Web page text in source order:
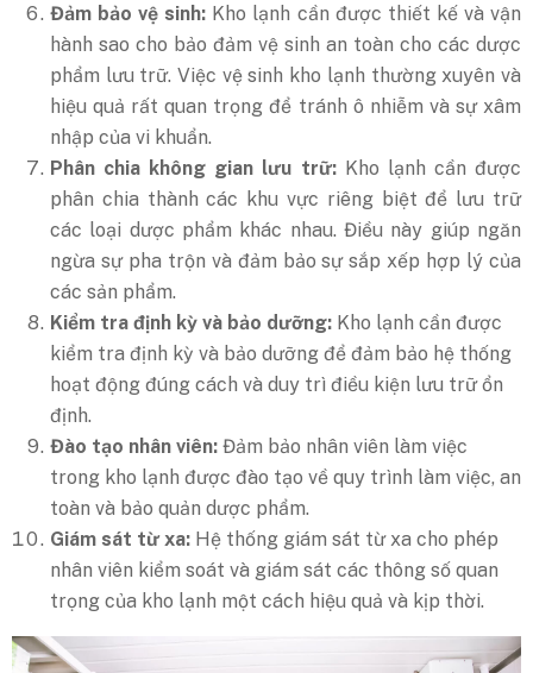
Đảm bảo vệ sinh: Kho lạnh cần được thiết kế và vận
hành sao cho bảo đảm vệ sinh an toàn cho các dược
phẩm lưu trữ. Việc vệ sinh kho lạnh thường xuyên và
hiệu quả rất quan trọng để tránh ô nhiễm và sự xâm
nhập của vi khuẩn.
Phân chia không gian lưu trữ:Kho lạnh cần được
phân chia thành các khu vực riêng biệt để lưu trữ
các loại dược phẩm khác nhau. Điều này giúp ngăn
ngừa sự pha trộn và đảm bảo sự sắp xếp hợp lý của
các sản phẩm.
Kiểm tra định kỳ và bảo dưỡng: Kho lạnh cần được
kiểm tra định kỳ và bảo dưỡng để đảm bảo hệ thống
hoạt động đúng cách và duy trì điều kiện lưu trữ ổn
định.
Đào tạo nhân viên: Đảm bảo nhân viên làm việc
trong kho lạnh được đào tạo về quy trình làm việc, an
toàn và bảo quản dược phẩm.
Giám sát từ xa: Hệ thống giám sát từ xa cho phép
nhân viên kiểm soát và giám sát các thông số quan
trọng của kho lạnh một cách hiệu quả và kịp thời.